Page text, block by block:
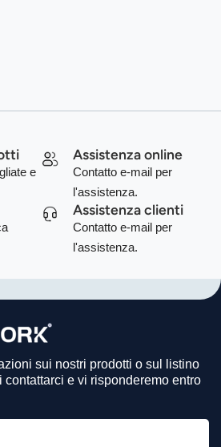
e
Assistenza online
Contatto e-mail per
l'assistenza.
Assistenza clienti
Contatto e-mail per
l'assistenza.
sui nostri prodotti o sul listino
contattarci e vi risponderemo entro